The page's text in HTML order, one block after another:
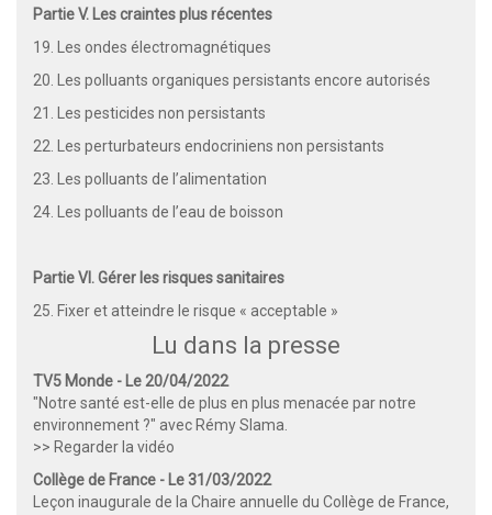
Partie V. Les craintes plus récentes
19. Les ondes électromagnétiques
20. Les polluants organiques persistants encore autorisés
21. Les pesticides non persistants
22. Les perturbateurs endocriniens non persistants
23. Les polluants de l’alimentation
24. Les polluants de l’eau de boisson
Partie VI. Gérer les risques sanitaires
25. Fixer et atteindre le risque « acceptable »
Lu dans la presse
TV5 Monde - Le 20/04/2022
"Notre santé est-elle de plus en plus menacée par notre
environnement ?" avec Rémy Slama.
>> Regarder la vidéo
Collège de France - Le 31/03/2022
Leçon inaugurale de la Chaire annuelle du Collège de France,